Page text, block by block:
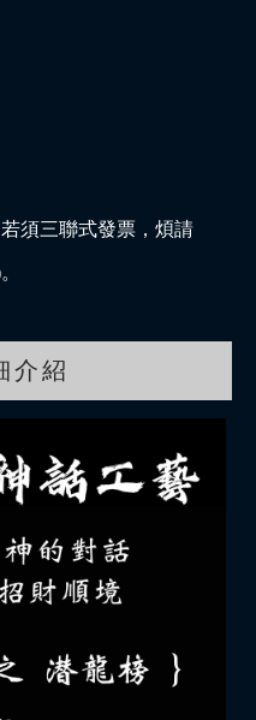
須三聯式發票，煩請
介紹